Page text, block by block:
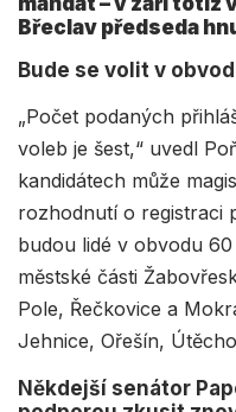
Břeclav předseda
Bude se volit v
„Počet podaných
voleb je šest,“ uvedl
kandidátech může
rozhodnutí o registraci
budou lidé v obvodu
městské části
Pole, Řečkovice a
Jehnice, Ořešín,
Někdejší senátor